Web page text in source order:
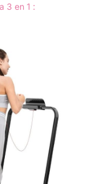
3 en 1 :